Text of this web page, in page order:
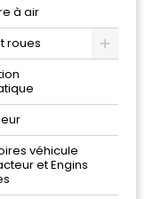
à air
roues
véhicule
et Engins